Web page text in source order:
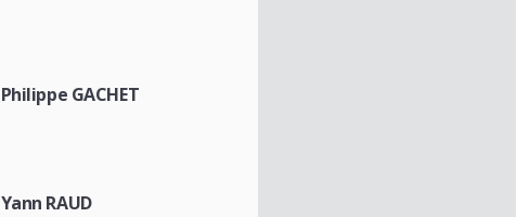
Philippe GACHET
Yann RAUD